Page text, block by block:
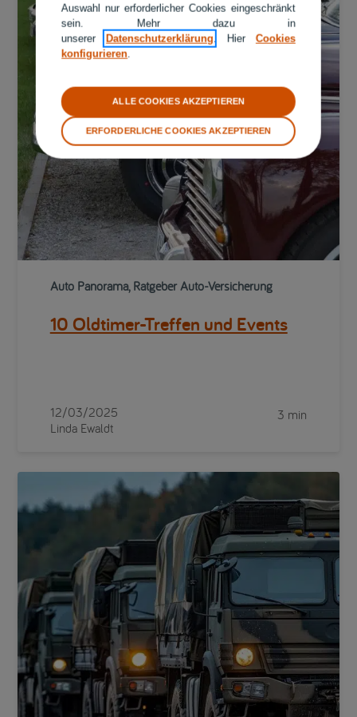
Auto Panorama, Ratgeber Auto-Versicherung
10 Oldtimer-Treffen und Events
12/03/2025
Linda Ewaldt
3 min
Auswahl nur erforderlicher Cookies eingeschränkt
sein. Mehr dazu in
unsererDatenschutzerklärung. Hier Cookies
konfigurieren.
ERFORDERLICHE COOKIES AKZEPTIEREN
ALLE COOKIES AKZEPTIEREN